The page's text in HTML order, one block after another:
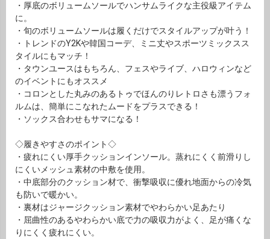
・厚底のボリュームソールでハンサムライクな主役級アイテム
に。
・旬のボリュームソールは履くだけでスタイルアップが叶う！
・トレンドのY2Kや韓国コーデ、ミニ丈やスポーツミックスス
タイルにもマッチ！
・タウンユースはもちろん、フェスやライブ、ハロウィンなど
のイベントにもオススメ
・コロンとした丸みのあるトゥでほんのりレトロさも漂うフォ
ルムは、簡単にこなれたムードをプラスできる！
・ソックス合わせもサマになる！
◇履きやすさのポイント◇
・疲れにくい厚手クッションインソール。蒸れにくく前滑りし
にくいメッシュ素材の中敷を使用。
・中底部分のクッション材で、衝撃吸収に優れ地面からの冷気
も防いで暖かい。
・裏材はジャージクッション素材でやわらかい足あたり
・屈曲性のあるやわらかい底で力の吸収力がよく、足が痛くな
りにくく疲れにくい。